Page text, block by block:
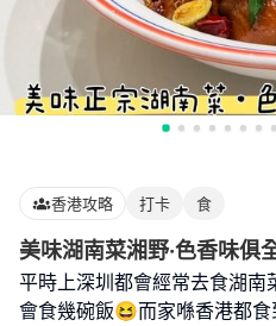
香港攻略 打卡 食
美味湖南菜湘野·色香味
平時上深圳都會經常去食湖南
會食幾碗飯😆而家喺香港都食